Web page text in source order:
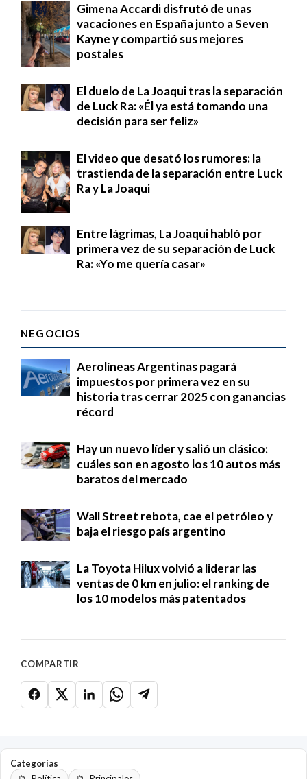
Gimena Accardi disfrutó de unas
vacaciones en España junto a Seven
Kayne y compartió sus mejores
postales
El duelo de La Joaqui tras la separación
de Luck Ra: «Él ya está tomando una
decisión para ser feliz»
El video que desató los rumores: la
trastienda de la separación entre Luck
Ra y La Joaqui
Entre lágrimas, La Joaqui habló por
primera vez de su separación de Luck
Ra: «Yo me quería casar»
NEGOCIOS
Aerolíneas Argentinas pagará
impuestos por primera vez en su
historia tras cerrar 2025 con ganancias
récord
Hay un nuevo líder y salió un clásico:
cuáles son en agosto los 10 autos más
baratos del mercado
Wall Street rebota, cae el petróleo y
baja el riesgo país argentino
La Toyota Hilux volvió a liderar las
ventas de 0 km en julio: el ranking de
los 10 modelos más patentados
COMPARTIR
Categorías